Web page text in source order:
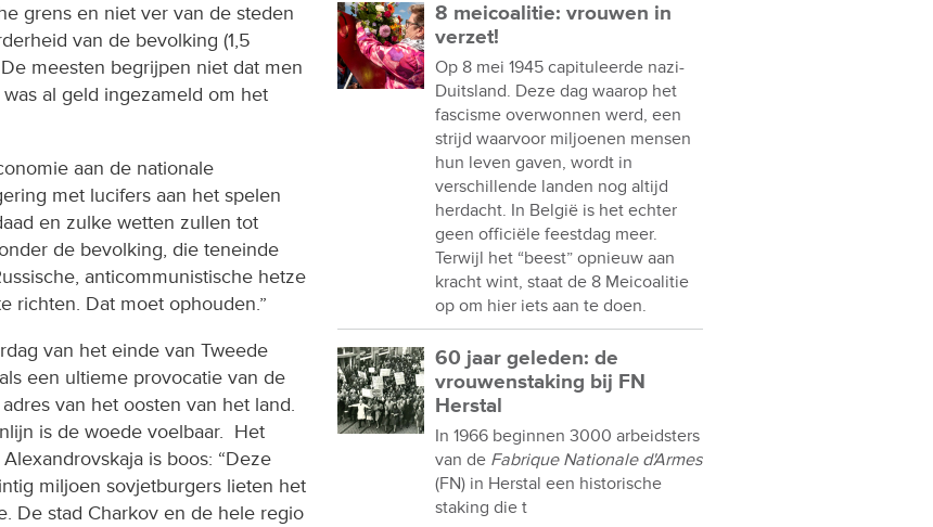
grens en niet ver van de steden
van de bevolking (1,5
meesten begrijpen niet dat men
al geld ingezameld om het
aan de nationale
met lucifers aan het spelen
en zulke wetten zullen tot
de bevolking, die teneinde
anticommunistische hetze
richten. Dat moet ophouden.”
van het einde van Tweede
een ultieme provocatie van de
van het oosten van het land.
is de woede voelbaar. Het
is boos: “Deze
miljoen sovjetburgers lieten het
De stad Charkov en de hele regio
8 meicoalitie: vrouwen in
verzet!
Op 8 mei 1945 capituleerde nazi-
Duitsland. Deze dag waarop het
fascisme overwonnen werd, een
strijd waarvoor miljoenen mensen
hun leven gaven, wordt in
verschillende landen nog altijd
herdacht. In België is het echter
geen officiële feestdag meer.
Terwijl het “beest” opnieuw aan
kracht wint, staat de 8 Meicoalitie
op om hier iets aan te doen.
60 jaar geleden: de
vrouwenstaking bij FN
Herstal
In 1966 beginnen 3000 arbeidsters
van de Fabrique Nationale d'Armes
(FN) in Herstal een historische
staking die t